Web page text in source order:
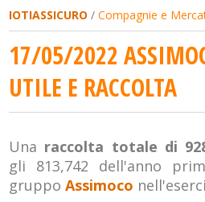
IOTIASSICURO /Compagnie e
17/05/2022
UTILE E RACCOLTA
Una raccolta totale di
gli 813,742 dell'anno
gruppoAssimoco